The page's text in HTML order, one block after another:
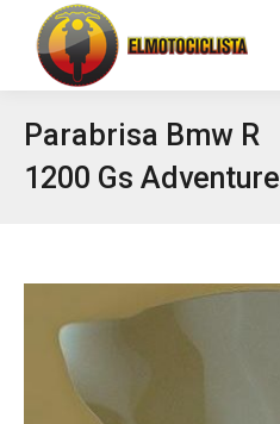
Parabrisa Bmw R
1200 Gs Adventure